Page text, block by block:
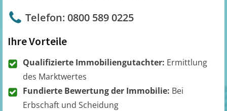
Telefon: 0800 589 0225
Ihre Vorteile
Qualifizierte Immobiliengutachter: Ermittlung
des Marktwertes
Fundierte Bewertung der Immobilie: Bei
Erbschaft und Scheidung